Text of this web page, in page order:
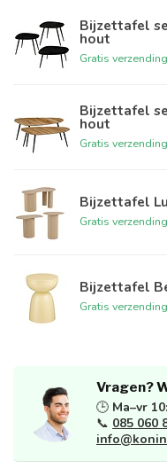
Bijzettafel
hout
Gratis
Bijzettafel
hout
Gratis
Bijzettafel
Gratis
Bijzettafel
Gratis
Vragen?
🕒 Ma–vr
📞 085 060